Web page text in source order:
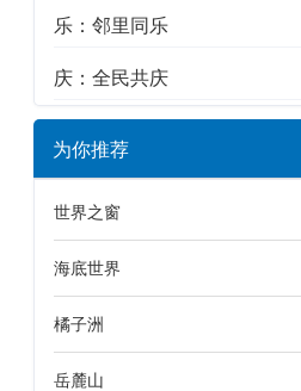
乐：邻里同乐
庆：全民共庆
为你推荐
世界之窗
海底世界
橘子洲
岳麓山